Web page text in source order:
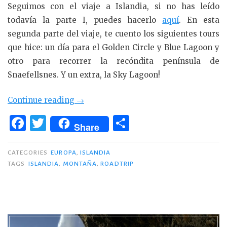
Seguimos con el viaje a Islandia, si no has leído
todavía la parte I, puedes hacerlo aquí. En esta
segunda parte del viaje, te cuento los siguientes tours
que hice: un día para el Golden Circle y Blue Lagoon y
otro para recorrer la recóndita península de
Snaefellsnes. Y un extra, la Sky Lagoon!
Continue reading «Recorrido
Islandia
Golden
Circle,
Snaefellsnes
→
F
c
e
o
T
w
it
te
Share
p
r
CATEGORIES EUROPA ISLANDIA
TAGS
ISLANDIA MONTAÑA ,ROADTRIP